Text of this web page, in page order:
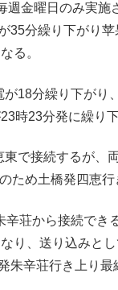
週金曜日のみ実
35分繰り下がり
る。
18分繰り下が
時23分発に繰り下
で接続するが、
ため土橋発四恵
辛荘から接続で
り、送り込みと
朱辛荘行き上り最